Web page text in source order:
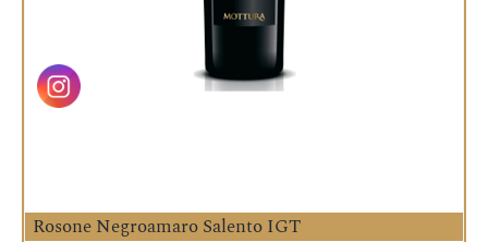
Rosone Negroamaro Salento IGT